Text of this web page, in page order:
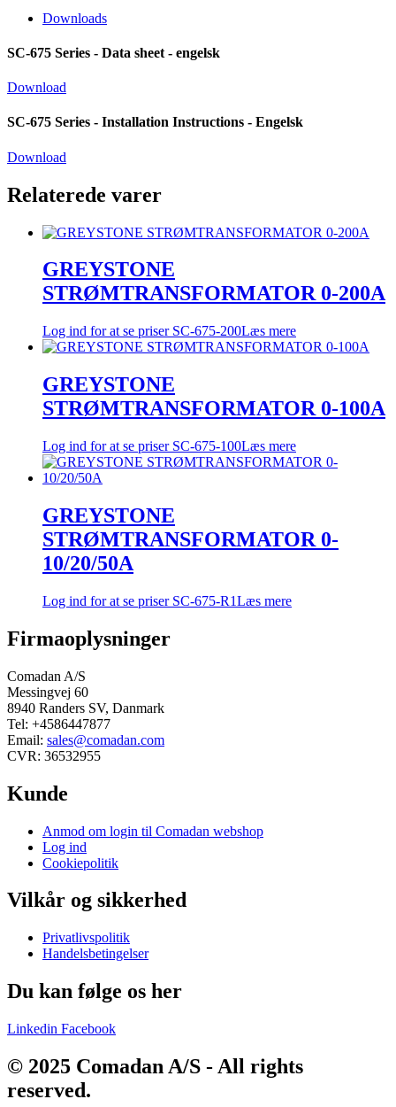
Downloads
SC-675 Series - Data sheet - engelsk
Download
SC-675 Series - Installation Instructions - Engelsk
Download
Relaterede varer
GREYSTONE
STRØMTRANSFORMATOR 0-200A
Log ind for at se priserSC-675-200Læs mere
GREYSTONE
STRØMTRANSFORMATOR 0-100A
Log ind for at se priserSC-675-100Læs mere
GREYSTONE
STRØMTRANSFORMATOR 0-
10/20/50A
Log ind for at se priserSC-675-R1Læs mere
Firmaoplysninger
Comadan A/S
Messingvej 60
8940 Randers SV, Danmark
Tel: +4586447877
Email: sales@comadan.com
CVR: 36532955
Kunde
Main
Menu
Anmod om login til Comadan webshop
Log ind
Cookiepolitik
Vilkår og sikkerhed
Main
Menu
Privatlivspolitik
Handelsbetingelser
Du kan følge os her
Linkedin Facebook
© 2025 Comadan A/S - All rights
reserved.